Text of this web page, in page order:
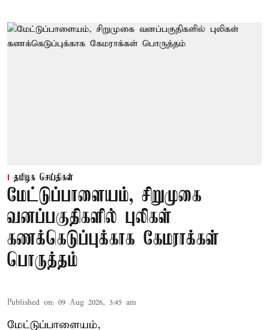
தமிழக செய்திகள்
மேட்டுப்பாளையம், சிறுமுகை
வனப்பகுதிகளில் புலிகள்
கணக்கெடுப்புக்காக கேமராக்கள்
பொருத்தம்
Published on: 09 Aug 2026, 3:45 am
மேட்டுப்பாளையம்,